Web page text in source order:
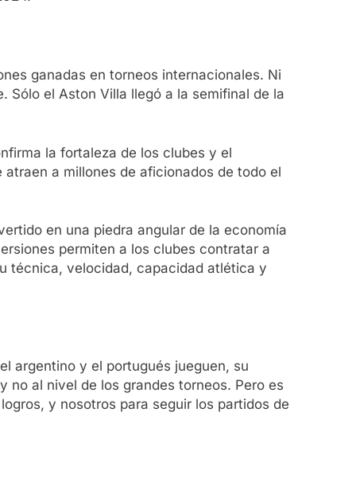
ganadas en torneos internacionales. Ni
Sólo el Aston Villa llegó a la semifinal de la
la fortaleza de los clubes y el
a millones de aficionados de todo el
en una piedra angular de la economía
permiten a los clubes contratar a
técnica, velocidad, capacidad atlética y
argentino y el portugués jueguen, su
no al nivel de los grandes torneos. Pero es
y nosotros para seguir los partidos de